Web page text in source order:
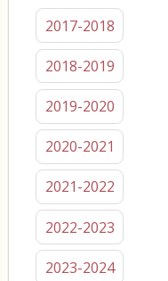
2017-2018
2018-2019
2019-2020
2020-2021
2021-2022
2022-2023
2023-2024